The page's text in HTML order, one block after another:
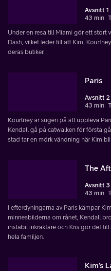
Avsnitt 1
43 min
Under en resa till Miami gör ett stort
Dash, vilket leder till att Kim,
deras butiker.
Paris
Avsnitt 2
43 min
Kourtney är sugen på att uppleva
Kendall gå på catwalken för första
stad tar en mörk vändning när Kim
The
Avsnitt 3
43 min
I efterdyningarna av Paris kämpar
minnesbilderna om rånet, Kendall
instabil inkräktare och Kris gör det
hela familjen.
Kim’s